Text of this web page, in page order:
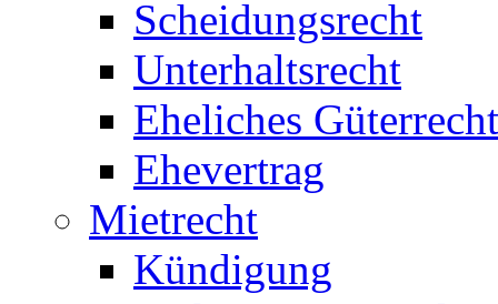
Scheidungsrecht
Unterhaltsrecht
Eheliches Güterrecht
Ehevertrag
Mietrecht
Kündigung